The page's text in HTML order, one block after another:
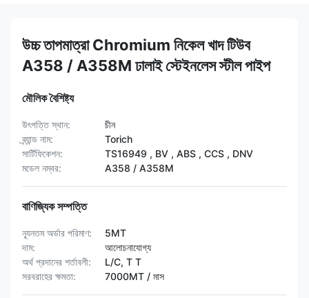
উচ্চ তাপমাত্রা Chromium নিকেল খাদ টিউব
A358 / A358M ঢালাই স্টেইনলেস স্টীল পাইপ
মৌলিক বৈশিষ্ট্য
উৎপত্তি স্থান:
চীন
ব্র্যান্ড নাম:
Torich
সার্টিফিকেশন:
TS16949 , BV , ABS , CCS , DNV
মডেল নম্বর:
A358 / A358M
বাণিজ্যিক সম্পত্তি
ন্যূনতম অর্ডার পরিমাণ:
5MT
দাম:
আলোচনাযোগ্য
অর্থ প্রদানের শর্তাবলী:
L/C, T T
সরবরাহের ক্ষমতা:
7000MT / মাস